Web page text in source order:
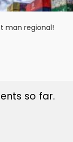
man regional!
so far.